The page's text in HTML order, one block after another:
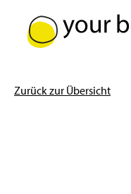
Zurück zur Übersicht